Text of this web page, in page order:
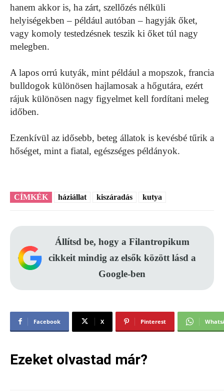
hanem akkor is, ha zárt, szellőzés nélküli
helyiségekben – például autóban – hagyják őket,
vagy komoly testedzésnek teszik ki őket túl nagy
melegben.
A lapos orrú kutyák, mint például a mopszok, francia
bulldogok különösen hajlamosak a hőgutára, ezért
rájuk különösen nagy figyelmet kell fordítani meleg
időben.
Ezenkívül az idősebb, beteg állatok is kevésbé tűrik a
hőséget, mint a fiatal, egészséges példányok.
CÍMKÉK háziállat kiszáradás kutya
Állítsd be, hogy a Filantropikum
cikkeit mindig az elsők között lásd a
Google-ben
Facebook X Pinterest
Ezeket olvastad már?